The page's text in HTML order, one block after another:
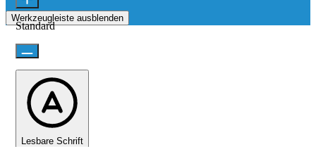
Werkzeugleiste ausblenden
Standard
Lesbare Schrift